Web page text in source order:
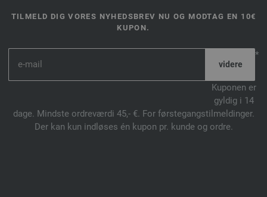
TILMELD DIG VORES NYHEDSBREV NU OG MODTAG EN 10€
KUPON.
*
Kuponen er
gyldig i 14
dage. Mindste ordreværdi 45,- €. For førstegangstilmeldinger.
Der kan kun indløses én kupon pr. kunde og ordre.